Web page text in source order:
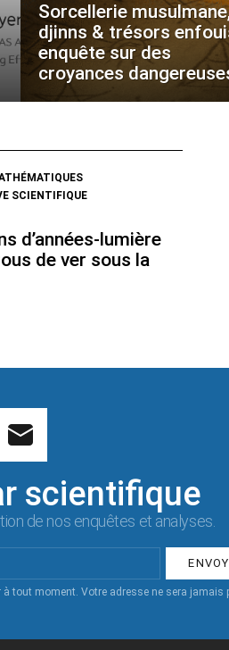
Sorcellerie
djinns & trésors
enquête sur des
croyances
SCIENTIFIQUE
d’années-lumière
de ver sous la
scientifique
de nos enquêtes et analyses.
tout moment. Votre adresse ne sera jamais